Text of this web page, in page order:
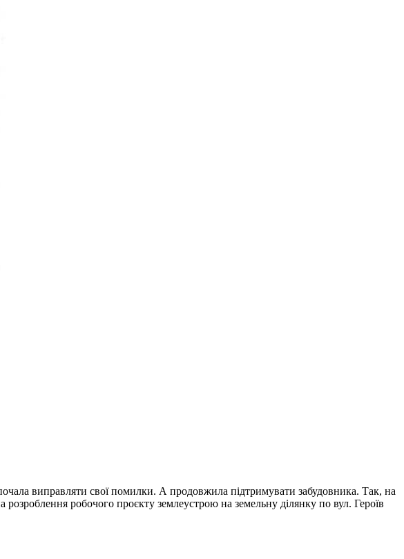
виправляти свої помилки. А продовжила підтримувати забудовника. Так, на
робочого проєкту землеустрою на земельну ділянку по вул. Героїв